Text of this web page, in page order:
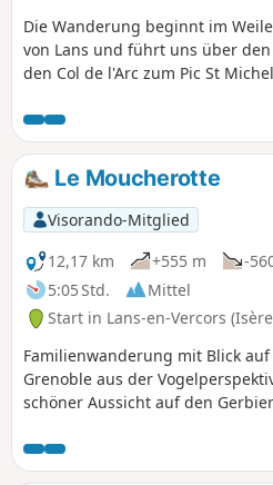
Die Wanderung beginnt im
von Lans und führt uns über
den Col de l'Arc zum Pic St
Le Moucherotte
Visorando-Mitglied
12,17 km
+555 m
-
5:05 Std.
Mittel
Start in Lans-en-Vercors
Familienwanderung mit Blick auf
Grenoble aus der
schöner Aussicht auf den